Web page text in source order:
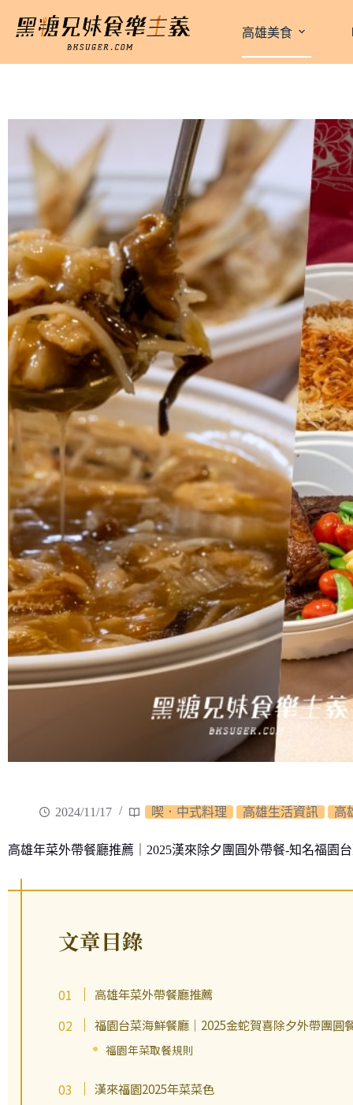
要
高雄美食
2024/11/17 喫．中式料理 高雄生活資訊 高
高雄年菜外帶餐廳推薦｜2025漢來除夕團圓外帶餐-知名福園
文章目錄
高雄年菜外帶餐廳推薦
福園台菜海鮮餐廳｜2025金蛇賀喜除夕外帶團圓
福園年菜取餐規則
漢來福園2025年菜菜色